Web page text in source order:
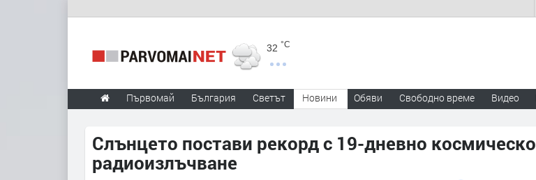
32 °C
Първомай България Светът Новини Обяви Свободно време Видео
Слънцето постави рекорд с 19-дневно космическо
радиоизлъчване